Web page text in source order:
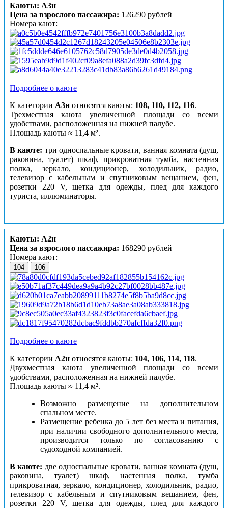
Каюты: А3н
Цена за взрослого пассажира: 126290 рублей
Номера кают:
Подробнее о каюте
К категории А3н относятся каюты: 108, 110, 112, 116.
Трехместная каюта увеличенной площади со всеми
удобствами, расположенная на нижней палубе.
Площадь каюты ≈ 11,4 м².
В каюте: три односпальные кровати, ванная комната (душ,
раковина, туалет) шкаф, прикроватная тумба, настенная
полка, зеркало, кондиционер, холодильник, радио,
телевизор с кабельным и спутниковым вещанием, фен,
розетки 220 V, щетка для одежды, плед для каждого
туриста, иллюминаторы.
Каюты: А2н
Цена за взрослого пассажира: 168290 рублей
Номера кают:
104 106
Подробнее о каюте
К категории А2н относятся каюты: 104, 106, 114, 118.
Двухместная каюта увеличенной площади со всеми
удобствами, расположенная на нижней палубе.
Площадь каюты ≈ 11,4 м².
Возможно размещение на дополнительном
спальном месте.
Размещение ребенка до 5 лет без места и питания,
при наличии свободного дополнительного места,
производится только по согласованию с
судоходной компанией.
В каюте: две односпальные кровати, ванная комната (душ,
раковина, туалет) шкаф, настенная полка, тумба
прикроватная, зеркало, кондиционер, холодильник, радио,
телевизор с кабельным и спутниковым вещанием, фен,
розетки 220 V, щетка для одежды, плед для каждого